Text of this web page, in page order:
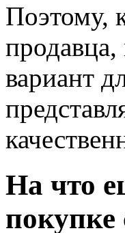
Поэтому,
вариант
На что
покупке